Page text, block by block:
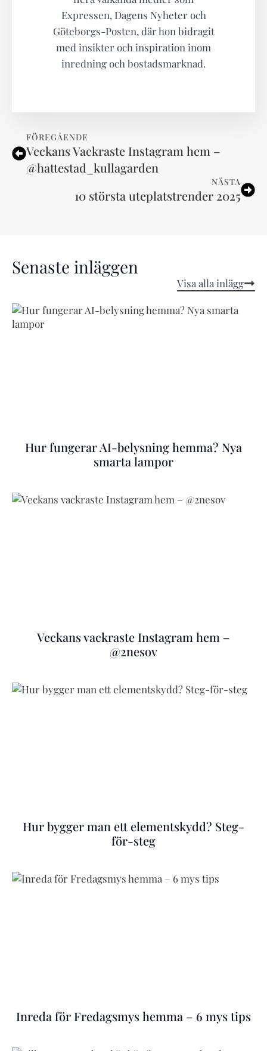
Expressen, Dagens Nyheter och
Göteborgs-Posten, där hon bidragit
med insikter och inspiration inom
inredning och bostadsmarknad.
FÖREGÅENDE
Veckans Vackraste Instagram hem –
@hattestad_kullagarden
NÄSTA
10 största uteplatstrender 2025
Senaste inläggen
Visa alla inlägg
Hur fungerar AI-belysning hemma? Nya
smarta lampor
Veckans vackraste Instagram hem –
@2nesov
Hur bygger man ett elementskydd? Steg-
för-steg
Inreda för Fredagsmys hemma – 6 mys tips